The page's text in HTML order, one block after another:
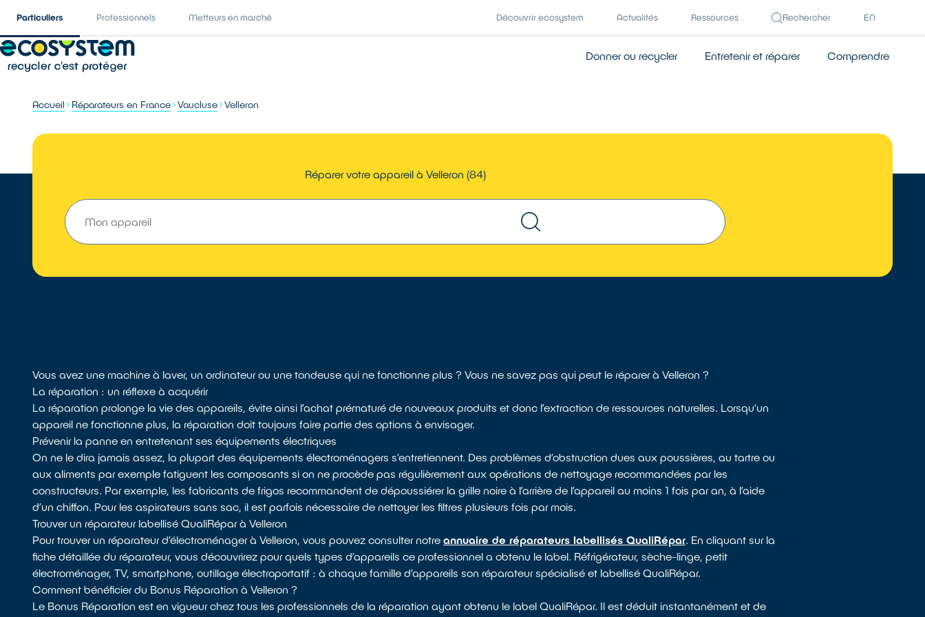
Particuliers Professionnels Metteurs en marché Découvrir ecosystem Actualités Ressources Rechercher EN
Donner ou recycler Entretenir et réparer Comprendre
Accueil Réparateurs en France Vaucluse Velleron
Réparer votre appareil à Velleron (84)
Vous avez une machine à laver, un ordinateur ou une tondeuse qui ne fonctionne plus ? Vous ne savez pas qui peut le réparer à Velleron ?
La réparation : un réflexe à acquérir
La réparation prolonge la vie des appareils, évite ainsi l’achat prématuré de nouveaux produits et donc l’extraction de ressources naturelles. Lorsqu’un
appareil ne fonctionne plus, la réparation doit toujours faire partie des options à envisager.
Prévenir la panne en entretenant ses équipements électriques
On ne le dira jamais assez, la plupart des équipements électroménagers s’entretiennent. Des problèmes d’obstruction dues aux poussières, au tartre ou
aux aliments par exemple fatiguent les composants si on ne procède pas régulièrement aux opérations de nettoyage recommandées par les
constructeurs. Par exemple, les fabricants de frigos recommandent de dépoussiérer la grille noire à l’arrière de l’appareil au moins 1 fois par an, à l’aide
d’un chiffon. Pour les aspirateurs sans sac, il est parfois nécessaire de nettoyer les filtres plusieurs fois par mois.
Trouver un réparateur labellisé QualiRépar à Velleron
Pour trouver un réparateur d’électroménager à Velleron, vous pouvez consulter notreannuaire de réparateurs labellisés QualiRépar. En cliquant sur la
fiche détaillée du réparateur, vous découvrirez pour quels types d’appareils ce professionnel a obtenu le label. Réfrigérateur, sèche-linge, petit
électroménager, TV, smartphone, outillage électroportatif : à chaque famille d’appareils son réparateur spécialisé et labellisé QualiRépar.
Comment bénéficier du Bonus Réparation à Velleron ?
Le Bonus Réparation est en vigueur chez tous les professionnels de la réparation ayant obtenu le label QualiRépar. Il est déduit instantanément et de